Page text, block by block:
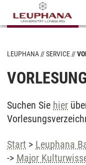
LEUPHANA SERVICE
Suchen Sie hier
Start > Leuphana
-> Major